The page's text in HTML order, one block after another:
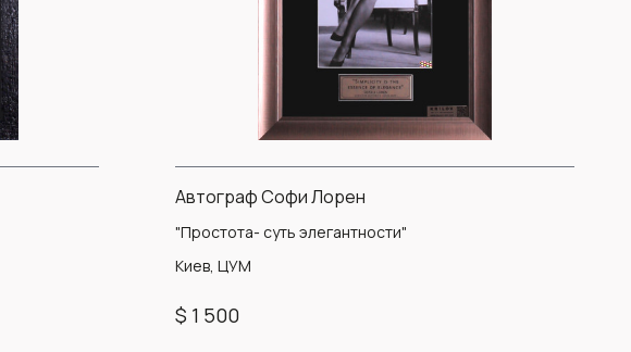
Автограф Софи Лорен
"Простота- суть элегантности"
Киев, ЦУМ
$ 1 500